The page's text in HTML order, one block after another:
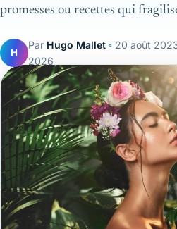
promesses ou recettes qui
H
Par Hugo Mallet ◦ 20 août
2026